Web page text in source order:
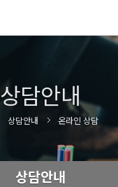
상담안내
상담안내 온라인 상담
상담안내